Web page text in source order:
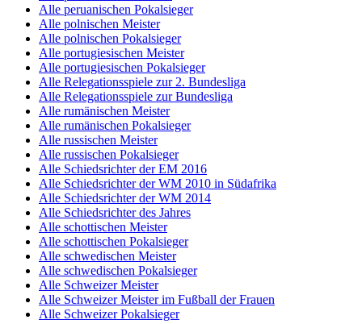
Alle peruanischen Pokalsieger
Alle polnischen Meister
Alle polnischen Pokalsieger
Alle portugiesischen Meister
Alle portugiesischen Pokalsieger
Alle Relegationsspiele zur 2. Bundesliga
Alle Relegationsspiele zur Bundesliga
Alle rumänischen Meister
Alle rumänischen Pokalsieger
Alle russischen Meister
Alle russischen Pokalsieger
Alle Schiedsrichter der EM 2016
Alle Schiedsrichter der WM 2010 in Südafrika
Alle Schiedsrichter der WM 2014
Alle Schiedsrichter des Jahres
Alle schottischen Meister
Alle schottischen Pokalsieger
Alle schwedischen Meister
Alle schwedischen Pokalsieger
Alle Schweizer Meister
Alle Schweizer Meister im Fußball der Frauen
Alle Schweizer Pokalsieger